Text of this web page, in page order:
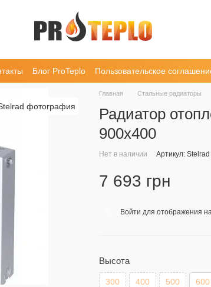
Блог ProTeplo Пользовательское
Главная Стальные радиаторы
Радиатор
900х400
Нет в наличии Артикул:
7 693 грн
Войти для отображения
Высота
300 400 500 600